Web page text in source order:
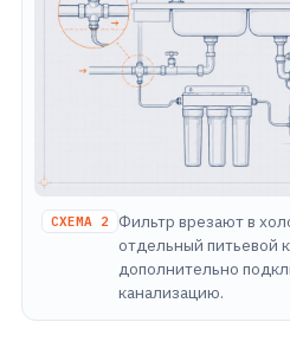
СХЕМА 2
Фильтр врезают в
отдельный питьевой
дополнительно
канализацию.